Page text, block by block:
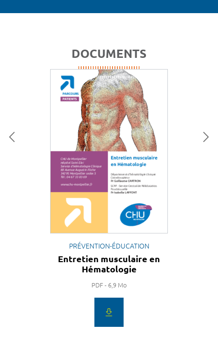
DOCUMENTS
PRÉVENTION-ÉDUCATION
Entretien musculaire en
Hématologie
PDF - 6,9 Mo